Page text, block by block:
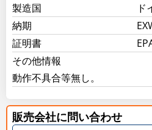
製造国
ド
納期
証明書
その他情報
動作不具合等無し。
販売会社に問い合わせ